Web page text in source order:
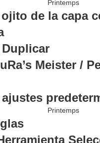
de la capa
Duplicar
Meister /